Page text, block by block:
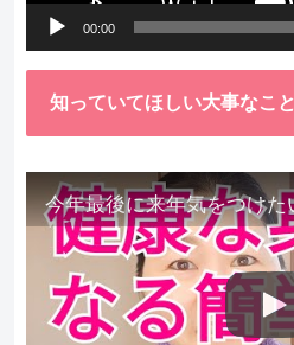
00:00
知っていてほしい大事なこと